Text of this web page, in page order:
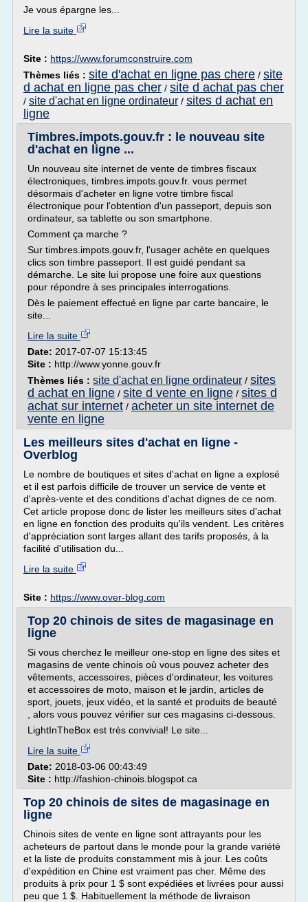
Je vous épargne les...
Lire la suite
Site : https://www.forumconstruire.com
Thèmes liés : site d'achat en ligne pas chere / site
d achat en ligne pas cher / site d achat pas cher
/ site d'achat en ligne ordinateur / sites d achat en
ligne
Timbres.impots.gouv.fr : le nouveau site
d'achat en ligne ...
Un nouveau site internet de vente de timbres fiscaux
électroniques, timbres.impots.gouv.fr. vous permet
désormais d'acheter en ligne votre timbre fiscal
électronique pour l'obtention d'un passeport, depuis son
ordinateur, sa tablette ou son smartphone.
Comment ça marche ?
Sur timbres.impots.gouv.fr, l'usager achète en quelques
clics son timbre passeport. Il est guidé pendant sa
démarche. Le site lui propose une foire aux questions
pour répondre à ses principales interrogations.
Dès le paiement effectué en ligne par carte bancaire, le
site...
Lire la suite
Date: 2017-07-07 15:13:45
Site : http://www.yonne.gouv.fr
Thèmes liés : site d'achat en ligne ordinateur / sites
d achat en ligne / site d vente en ligne / sites d
achat sur internet / acheter un site internet de
vente en ligne
Les meilleurs sites d'achat en ligne -
Overblog
Le nombre de boutiques et sites d'achat en ligne a explosé
et il est parfois difficile de trouver un service de vente et
d'après-vente et des conditions d'achat dignes de ce nom.
Cet article propose donc de lister les meilleurs sites d'achat
en ligne en fonction des produits qu'ils vendent. Les critères
d'appréciation sont larges allant des tarifs proposés, à la
facilité d'utilisation du...
Lire la suite
Site : https://www.over-blog.com
Top 20 chinois de sites de magasinage en
ligne
Si vous cherchez le meilleur one-stop en ligne des sites et
magasins de vente chinois où vous pouvez acheter des
vêtements, accessoires, pièces d'ordinateur, les voitures
et accessoires de moto, maison et le jardin, articles de
sport, jouets, jeux vidéo, et la santé et produits de beauté
, alors vous pouvez vérifier sur ces magasins ci-dessous.
LightInTheBox est très convivial! Le site...
Lire la suite
Date: 2018-03-06 00:43:49
Site : http://fashion-chinois.blogspot.ca
Top 20 chinois de sites de magasinage en
ligne
Chinois sites de vente en ligne sont attrayants pour les
acheteurs de partout dans le monde pour la grande variété
et la liste de produits constamment mis à jour. Les coûts
d'expédition en Chine est vraiment pas cher. Même des
produits à prix pour 1 $ sont expédiées et livrées pour aussi
peu que 1 $. Habituellement la méthode de livraison